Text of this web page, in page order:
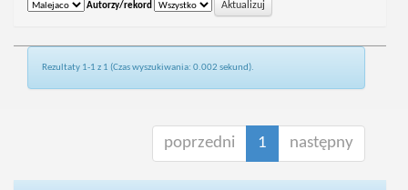
Autorzy/rekord
Rezultaty 1-1 z 1 (Czas wyszukiwania: 0.002 sekund).
poprzedni 1 następny